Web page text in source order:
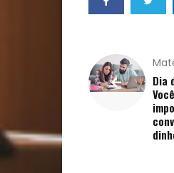
Homem
Mães
&
Dia